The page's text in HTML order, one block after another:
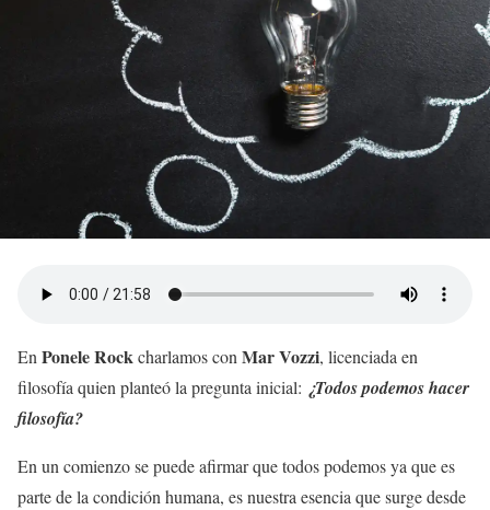
En Ponele Rockcharlamos con Mar Vozzi, licenciada en
filosofía quien planteó la pregunta inicial: ¿Todos podemos hacer
filosofía?
En un comienzo se puede afirmar que todos podemos ya que es
parte de la condición humana, es nuestra esencia que surge desde